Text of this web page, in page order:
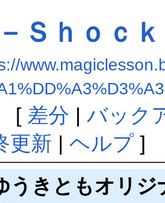
Ｓｈｏｃ
[ 差分 | バック
更新 | ヘルプ]
うきともオリ